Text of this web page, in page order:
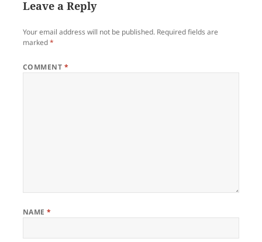
Leave a Reply
Your email address will not be published. Required fields are
marked*
COMMENT *
NAME*